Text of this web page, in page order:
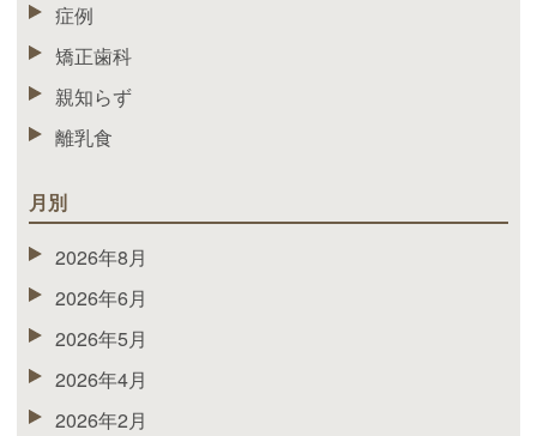
症例
矯正歯科
親知らず
離乳食
月別
2026年8月
2026年6月
2026年5月
2026年4月
2026年2月